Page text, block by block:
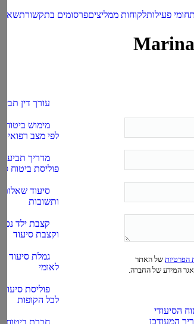
תחומי פעילותלקוחות ממליציםפרסומים בתקשורת
עורך דין
מימוש ביטוח
לפי מצב רפואי
מדריך תביעת
פוליסת ביטוח
סיעוד שאלות
ותשובות
קצבת ילד נכה
וקצבת סיעוד
גמלת סיעוד
לאומי
פוליסת סיעוד
לכל הקופות
חברת ביטוח
הפרטיות של האתר
המידע של החברה.
הסיעודי
המעודכן